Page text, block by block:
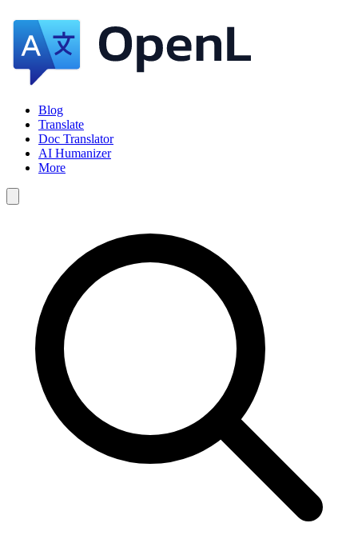
Blog
Translate
Doc Translator
AI Humanizer
More